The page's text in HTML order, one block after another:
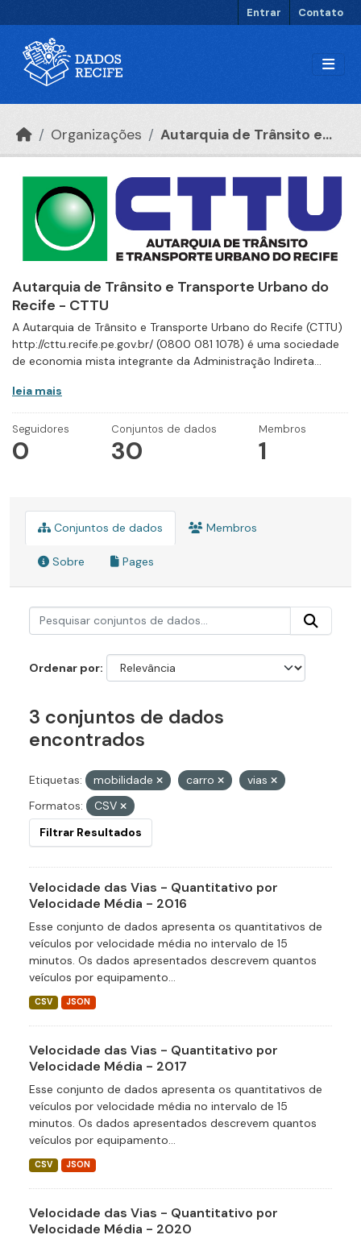
Entrar Contato
Organizações Autarquia de Trânsito e...
Autarquia de Trânsito e Transporte Urbano do
Recife - CTTU
A Autarquia de Trânsito e Transporte Urbano do Recife (CTTU)
http://cttu.recife.pe.gov.br/ (0800 081 1078) é uma sociedade
de economia mista integrante da Administração Indireta...
leia mais
Seguidores
0
Conjuntos de dados
30
Membros
1
Conjuntos de dados Membros
Sobre Pages
Ordenar por
3 conjuntos de dados
encontrados
Etiquetas: mobilidade carro
vias
Formatos:
CSV
Filtrar Resultados
Velocidade das Vias - Quantitativo por
Velocidade Média - 2016
Esse conjunto de dados apresenta os quantitativos de
veículos por velocidade média no intervalo de 15
minutos. Os dados apresentados descrevem quantos
veículos por equipamento...
CSV JSON
Velocidade das Vias - Quantitativo por
Velocidade Média - 2017
Esse conjunto de dados apresenta os quantitativos de
veículos por velocidade média no intervalo de 15
minutos. Os dados apresentados descrevem quantos
veículos por equipamento...
CSV JSON
Velocidade das Vias - Quantitativo por
Velocidade Média - 2020